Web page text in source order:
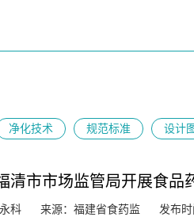
净化技术 规范标准 设计
清市市场监管局开展食品
科 来源：福建省食药监 发布时